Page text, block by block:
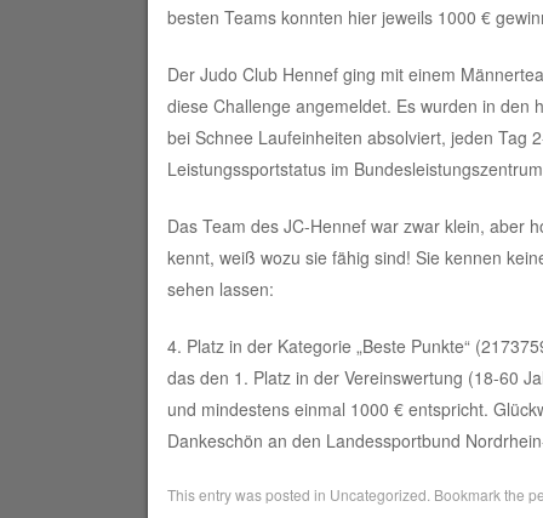
besten Teams konnten hier jeweils 1000 €
Der Judo Club Hennef ging mit einem
diese Challenge angemeldet. Es wurden in den
bei Schnee Laufeinheiten absolviert, jeden Tag
Leistungssportstatus im
Das Team des JC-Hennef war zwar klein, aber
kennt, weiß wozu sie fähig sind! Sie kennen
sehen lassen:
4. Platz in der Kategorie „Beste Punkte“
das den 1. Platz in der Vereinswertung (18-60
und mindestens einmal 1000 € entspricht.
Dankeschön an den Landessportbund
This entry was posted in Uncategorized . Bookmark the